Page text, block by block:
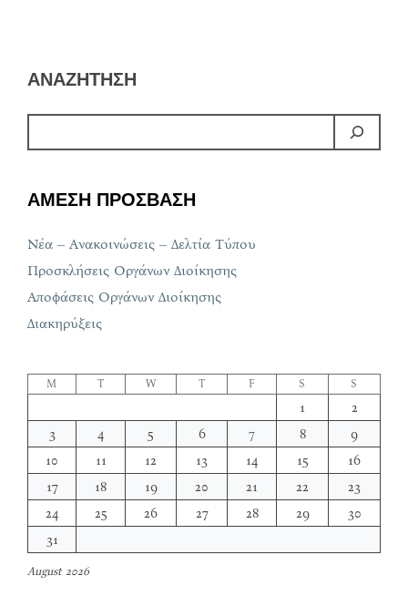
ΑΝΑΖΗΤΗΣΗ
ΑΜΕΣΗ ΠΡΟΣΒΑΣΗ
Νέα – Ανακοινώσεις – Δελτία Τύπου
Προσκλήσεις Οργάνων Διοίκησης
Αποφάσεις Οργάνων Διοίκησης
Διακηρύξεις
August 2026
M T W T F S S
1
2
3
4 5 6 7 8
9
10
11 12 13 14 15
16
17
18 19 20 21 22
23
24
25 26 27 28 29
30
31